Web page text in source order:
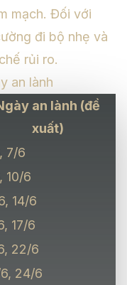
mạch. Đối với
đi bộ nhẹ và
rủi ro.
an lành
an lành (đề
xuất)
7/6
10/6
14/6
17/6
22/6
24/6